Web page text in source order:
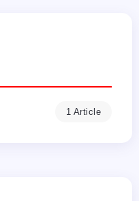
1 Article